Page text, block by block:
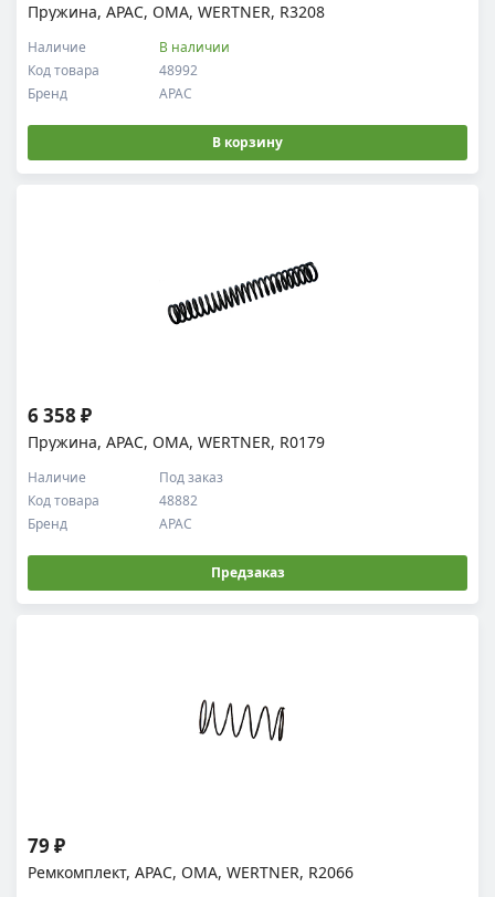
Пружина, APAC, OMA, WERTNER, R3208
Код товара 48992
Наличие В наличии
Бренд APAC
В корзину
Пружина, APAC, OMA, WERTNER, R0179
Код товара 48882
Наличие Под заказ
Бренд APAC
6 358 ₽
Предзаказ
Ремкомплект, APAC, OMA, WERTNER, R2066
79 ₽